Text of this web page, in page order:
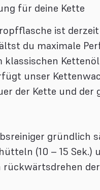
für deine Kette
ist
du maximale
unser
der Kette und
(10 – 15